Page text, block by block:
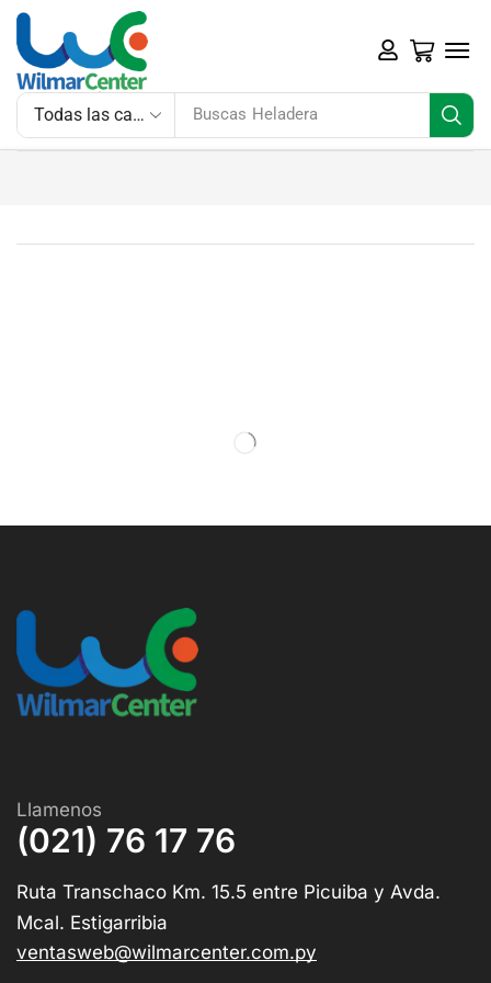
Buscas Heladera
Llamenos
(021) 76 17 76
Ruta Transchaco Km. 15.5 entre Picuiba y Avda.
Mcal. Estigarribia
ventasweb@wilmarcenter.com.py